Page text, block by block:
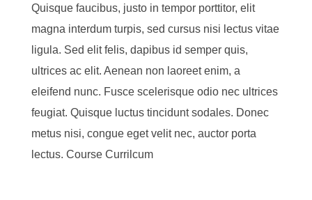
Quisque faucibus, justo in tempor porttitor, elit
magna interdum turpis, sed cursus nisi lectus vitae
ligula. Sed elit felis, dapibus id semper quis,
ultrices ac elit. Aenean non laoreet enim, a
eleifend nunc. Fusce scelerisque odio nec ultrices
feugiat. Quisque luctus tincidunt sodales. Donec
metus nisi, congue eget velit nec, auctor porta
lectus. Course Currilcum